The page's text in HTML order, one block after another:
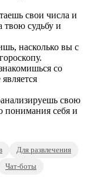
свои числа и
твою судьбу и
насколько вы с
со
свою
понимания себя и
Для развлечения
Чат-боты